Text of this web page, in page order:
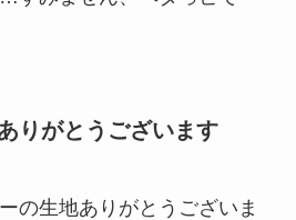
りがとうございます
の生地ありがとうございま